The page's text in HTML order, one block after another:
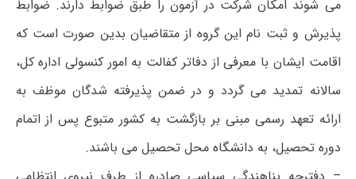
می شوند امکان شرکت در آزمون را طبق ضوابط دارند. ضوابط
پذیرش و ثبت نام این گروه از متقاضیان بدین صورت است که
اقامت ایشان با معرفی از دفاتر کفالت به امور کنسولی اداره کل،
سالانه تمدید می گردد و در ضمن پذیرفته شدگان موظف به
ارائه تعهد رسمی مبنی بر بازگشت به کشور متبوع پس از اتمام
دوره تحصیل، به دانشگاه محل تحصیل می باشند.